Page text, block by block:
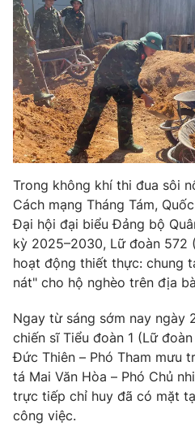
Góc doanh nghiệp
Truyền hình
Phim VTV
Hậu trường
Nhân vật
Khán giả
Giải sao mai
Giải trí
Điện ảnh
Âm nhạc
Đời sống
Du lịch
Làm đẹp
Chất lượng cuộc sống
Giáo dục
Tuyển sinh
Học trực tuyến
Công nghệ
Hitech Công nghệ tương lai
Sản phẩm
Thị trường
Tư vấn
Giao lưu trực tuyến
Lịch phát sóng
Chuyên mục khác
Emagazine
Trong không khí thi đua sôi
Cách mạng Tháng Tám,
Đại hội đại biểu Đảng bộ
kỳ 2025–2030, Lữ đoàn 572
hoạt động thiết thực: chung
nát" cho hộ nghèo trên địa
Ngay từ sáng sớm nay ngày
chiến sĩ Tiểu đoàn 1 (Lữ
Đức Thiên – Phó Tham mưu
tá Mai Văn Hòa – Phó Chủ
trực tiếp chỉ huy đã có mặt
công việc.